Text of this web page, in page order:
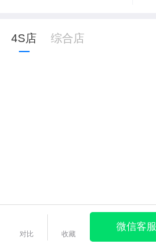
4S店 综合店
对比 收藏
微信客服